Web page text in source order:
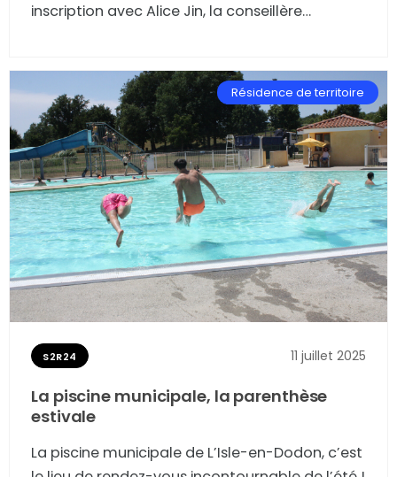
inscription avec Alice Jin, la conseillère
France Services de L’Isle-en-Dodon. Récit d’une
matinée d’accompagnement riche
d’enseignements et d’humanité avec Michelle,
Éveline et Magda.
Résidence de territoire
S2R24 11 juillet 2025
La piscine municipale, la parenthèse
estivale
La piscine municipale de L’Isle-en-Dodon, c’est